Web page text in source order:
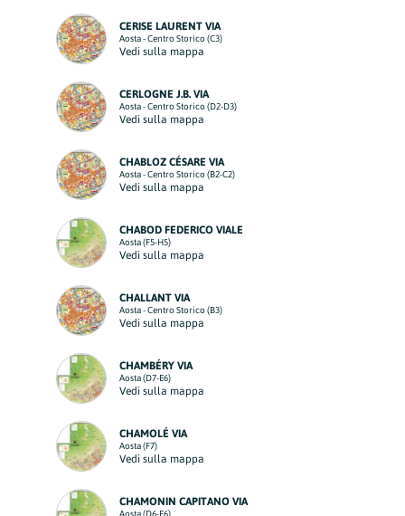
CERISE LAURENT VIA
Aosta - Centro Storico (C3)
Vedi sulla mappa
CERLOGNE J.B. VIA
Aosta - Centro Storico (D2-D3)
Vedi sulla mappa
CHABLOZ CÉSARE VIA
Aosta - Centro Storico (B2-C2)
Vedi sulla mappa
CHABOD FEDERICO VIALE
Aosta (F5-H5)
Vedi sulla mappa
CHALLANT VIA
Aosta - Centro Storico (B3)
Vedi sulla mappa
CHAMBÉRY VIA
Aosta (D7-E6)
Vedi sulla mappa
CHAMOLÉ VIA
Aosta (F7)
Vedi sulla mappa
CHAMONIN CAPITANO VIA
Aosta (D6-E6)